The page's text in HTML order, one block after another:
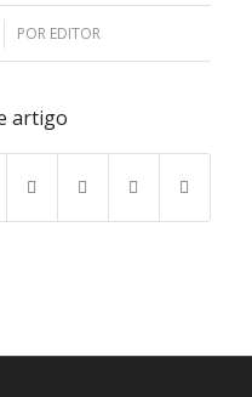
POR EDITOR
artigo